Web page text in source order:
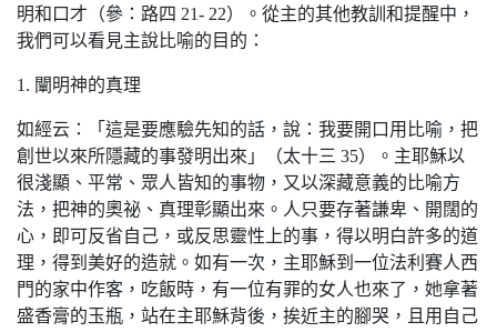
明和口才（參：路四 21- 22）。從主的其他教訓和提醒中，
我們可以看見主說比喻的目的：
1. 闡明神的真理
如經云：「這是要應驗先知的話，說：我要開口用比喻，把
創世以來所隱藏的事發明出來」（太十三 35）。主耶穌以
很淺顯、平常、眾人皆知的事物，又以深藏意義的比喻方
法，把神的奧祕、真理彰顯出來。人只要存著謙卑、開闊的
心，即可反省自己，或反思靈性上的事，得以明白許多的道
理，得到美好的造就。如有一次，主耶穌到一位法利賽人西
門的家中作客，吃飯時，有一位有罪的女人也來了，她拿著
盛香膏的玉瓶，站在主耶穌背後，挨近主的腳哭，且用自己